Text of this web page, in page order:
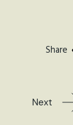
Share
Next